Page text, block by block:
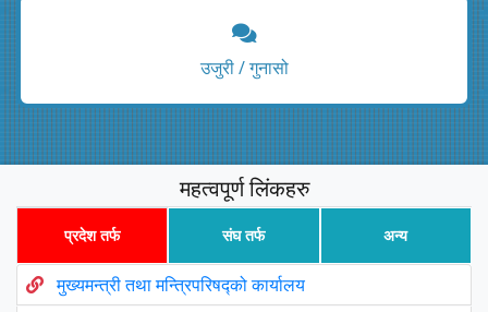
उजुरी / गुनासो
महत्वपूर्ण लिंकहरु
प्रदेश तर्फ संघ तर्फ अन्य
मुख्यमन्त्री तथा मन्त्रिपरिषद्को कार्यालय